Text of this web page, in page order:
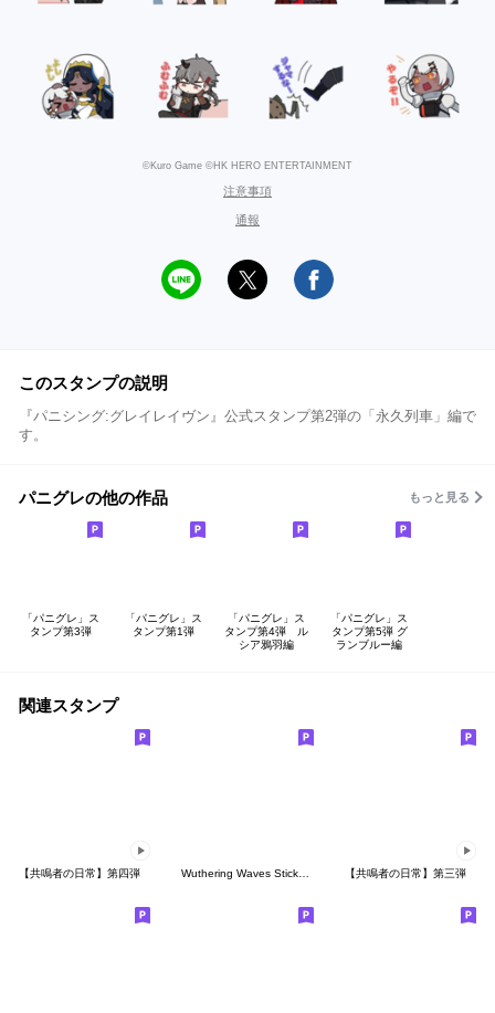
©Kuro Game ©HK HERO ENTERTAINMENT
注意事項
通報
このスタンプの説明
『パニシング:グレイレイヴン』公式スタンプ第2弾の「永久列車」編で
す。
パニグレの他の作品 もっと見る
「パニグレ」ス
タンプ第3弾
「パニグレ」ス
タンプ第1弾
「パニグレ」ス
タンプ第4弾 ル
シア鴉羽編
「パニグレ」ス
タンプ第5弾 グ
ランブルー編
関連スタンプ
【共鳴者の日常】第四弾 Wuthering Waves Sticker Pack Vol. 4 【共鳴者の日常】第三弾